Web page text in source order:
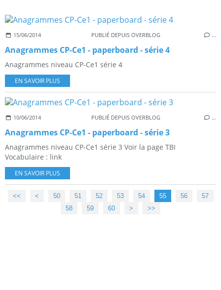
15/06/2014 PUBLIÉ DEPUIS OVERBLOG …
Anagrammes CP-Ce1 - paperboard - série 4
Anagrammes niveau CP-Ce1 série 4
EN SAVOIR PLUS
10/06/2014 PUBLIÉ DEPUIS OVERBLOG …
Anagrammes CP-Ce1 - paperboard - série 3
Anagrammes niveau CP-Ce1 série 3 Voir la page TBI
Vocabulaire : link
EN SAVOIR PLUS
<< < 10
20
30
40
50 51 52 53 54 55 56
57
58
59 60 70
80
90
100
> >>